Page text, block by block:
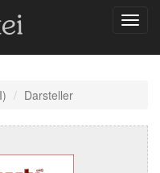
Darsteller